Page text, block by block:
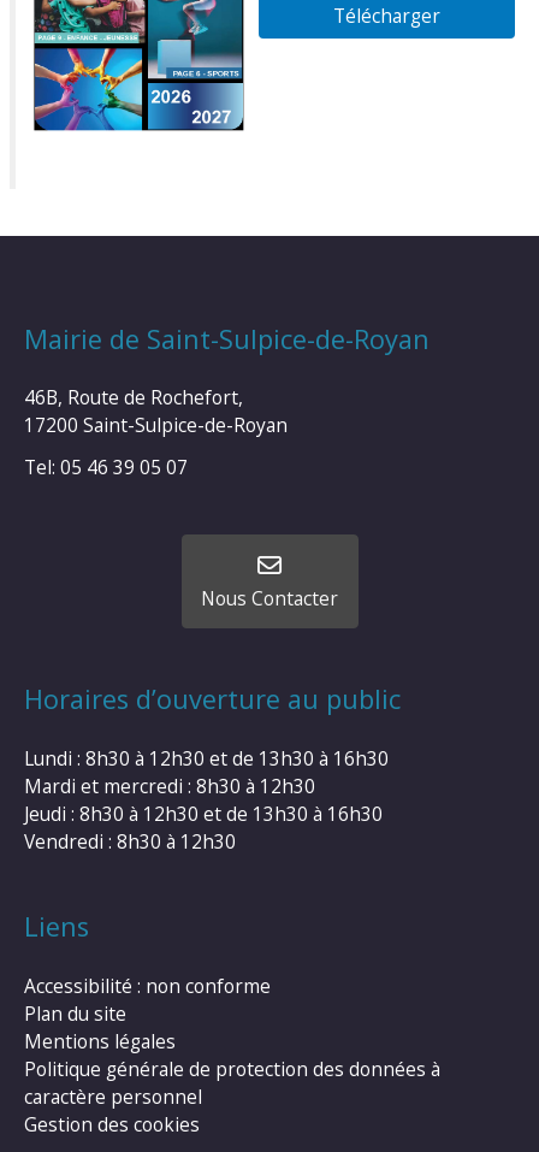
Télécharger
Mairie de Saint-Sulpice-de-Royan
46B, Route de Rochefort,
17200 Saint-Sulpice-de-Royan
Tel: 05 46 39 05 07
Nous Contacter
Horaires d’ouverture au public
Lundi : 8h30 à 12h30 et de 13h30 à 16h30
Mardi et mercredi : 8h30 à 12h30
Jeudi : 8h30 à 12h30 et de 13h30 à 16h30
Vendredi : 8h30 à 12h30
Liens
Accessibilité : non conforme
Plan du site
Mentions légales
Politique générale de protection des données à
caractère personnel
Gestion des cookies